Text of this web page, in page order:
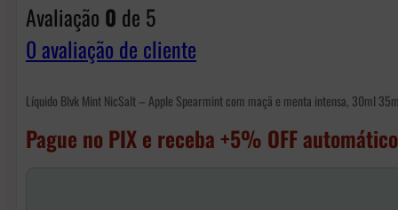
Avaliação 0 de 5
0avaliação de cliente
Líquido Blvk Mint NicSalt – Apple Spearmint com maçã e menta intensa, 30ml
Pague no PIX e receba +5% OFF